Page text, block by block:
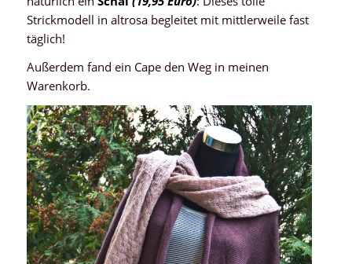
Strickmodell in altrosa begleitet mit mittlerweile fast
täglich!
Außerdem fand ein Cape den Weg in meinen
Warenkorb.